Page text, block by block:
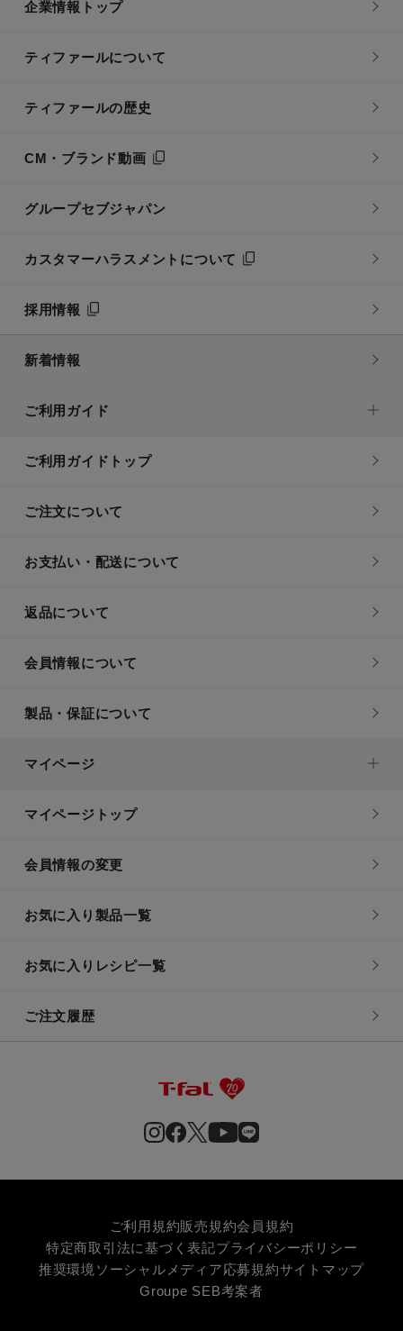
企業情報トップ
ティファールについて
ティファールの歴史
CM・ブランド動画
グループセブジャパン
カスタマーハラスメントについて
採用情報
新着情報
ご利用ガイド
ご利用ガイドトップ
ご注文について
お支払い・配送について
返品について
会員情報について
製品・保証について
マイページ
マイページトップ
会員情報の変更
お気に入り製品一覧
お気に入りレシピ一覧
ご注文履歴
ご利用規約販売規約会員規約
特定商取引法に基づく表記プライバシーポリシー
推奨環境 ソーシャルメディア応募規約サイトマップ
Groupe SEB考案者